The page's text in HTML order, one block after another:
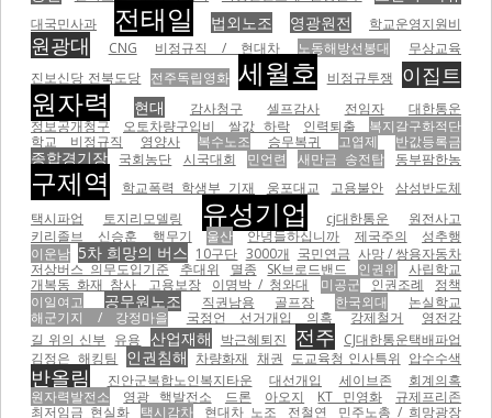
대국민사과 전태일 법외노조 영광원전 학교운영지원비
원광대 CNG 비정규직 / 현대차 노동해방선봉대
무상교육
진보신당 전북도당 전주독립영화 세월호 비정규투쟁 이집트
원자력 현대 감사청구 셀프감사 전임자
대한통운
정보공개청구
오토차량구입비 쌀값 하락 인력퇴출
복지갈구화적단
학교 비정규직
영양사 복수노조 승무복귀 고엽제 반값등록금
종합경기장 국회농단 시국대회 민언련 새만금 송전탑 동부팜한농
구제역 학교폭력 학생부 기재 웅포대교 고용불안
삼성반도체
택시파업
토지리모델링 유성기업 cj대한통운
원전사고
키리졸브
신승훈 핵무기 울산 안녕들하십니까 제국주의
성추행
이운남 5차 희망의 버스 10구단 3000개 국민연금 사망 / 쌍용자동차
저상버스 의무도입기준 추대위 멸종 SK브로드밴드 인권위
사립학교
개복동 화재 참사
고용보장 이명박 / 청와대 미공군 인권조례
정책
이일여고
공무원노조 직권남용 골프장 한국외대
논실학교
해군기지 / 강정마을
국정언 선거개입 의혹 강제철거
영전강
길 위의 신부 유용 산업재해 박근혜퇴진 전주 CJ대한통운택배파업
김정은 해킹팀 인권침해 차량화재 채권 도교육청 인사특위 압수수색
반올림 진안군복합노인복지타운 대선개입 세이브존
회계의혹
원자력발전소
영광 핵발전소 드론 아오지 KT 민영화
규제프리존
최저임금 현실화
택시감차 현대차 노조 전철연
민주노총 / 희망광장